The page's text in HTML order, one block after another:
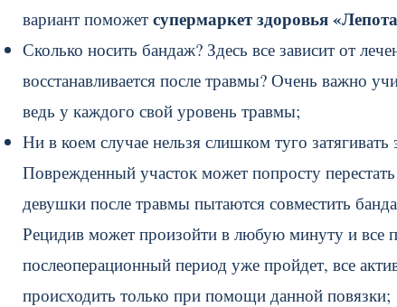
вариант поможет супермаркет здоровья
Сколько носить бандаж? Здесь все зависит от
восстанавливается после травмы? Очень важно
ведь у каждого свой уровень травмы;
Ни в коем случае нельзя слишком туго
Поврежденный участок может попросту
девушки после травмы пытаются совместить
Рецидив может произойти в любую минуту и все
послеоперационный период уже пройдет, все
происходить только при помощи данной повязки;